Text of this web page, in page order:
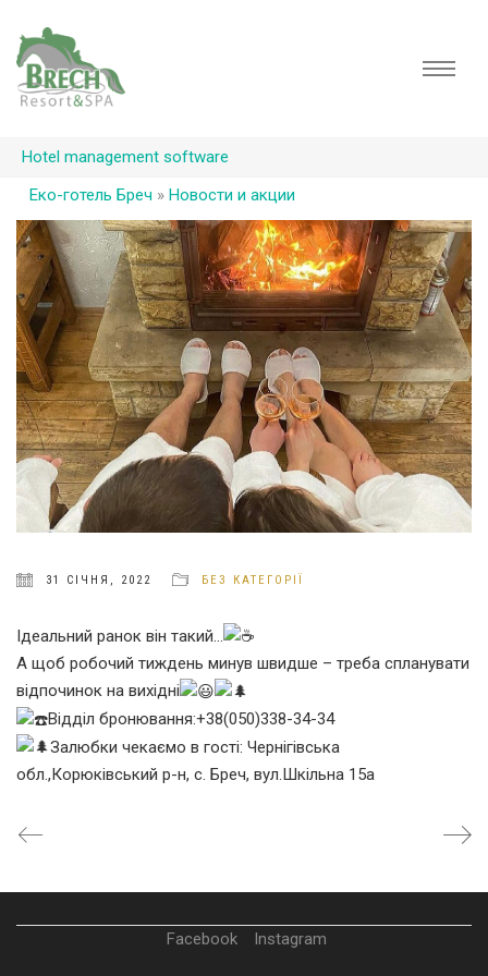
Hotel management software
Еко-готель Бреч » Новости и акции
31 СІЧНЯ, 2022 БЕЗ КАТЕГОРІЇ
Ідеальний ранок він такий…
А щоб робочий тиждень минув швидше – треба спланувати
відпочинок на вихідні
Відділ бронювання:+38(050)338-34-34
Залюбки чекаємо в гості: Чернігівська
обл.,Корюківський р-н, с. Бреч, вул.Шкільна 15а
Facebook Instagram